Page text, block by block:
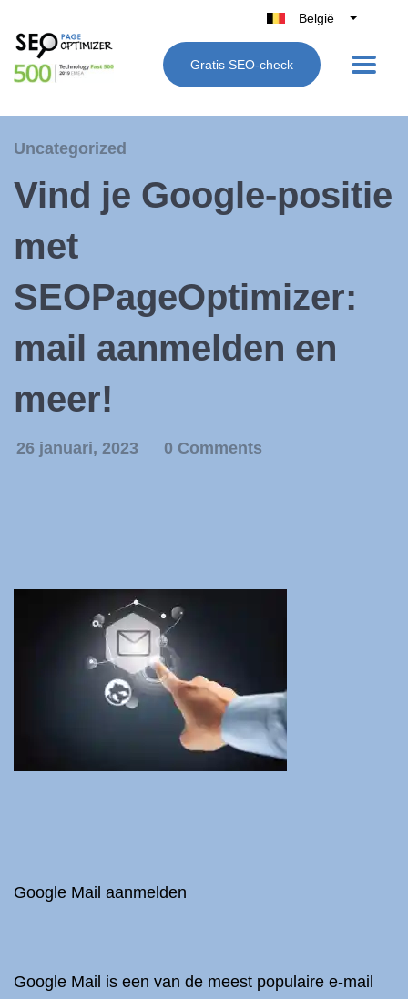
België
Belgique
Nederland
España
Gratis SEO-check
Uncategorized
Vind je Google-positie
met
SEOPageOptimizer:
mail aanmelden en
meer!
26 januari, 2023 0 Comments
Google Mail aanmelden
Google Mail is een van de meest populaire e-mail